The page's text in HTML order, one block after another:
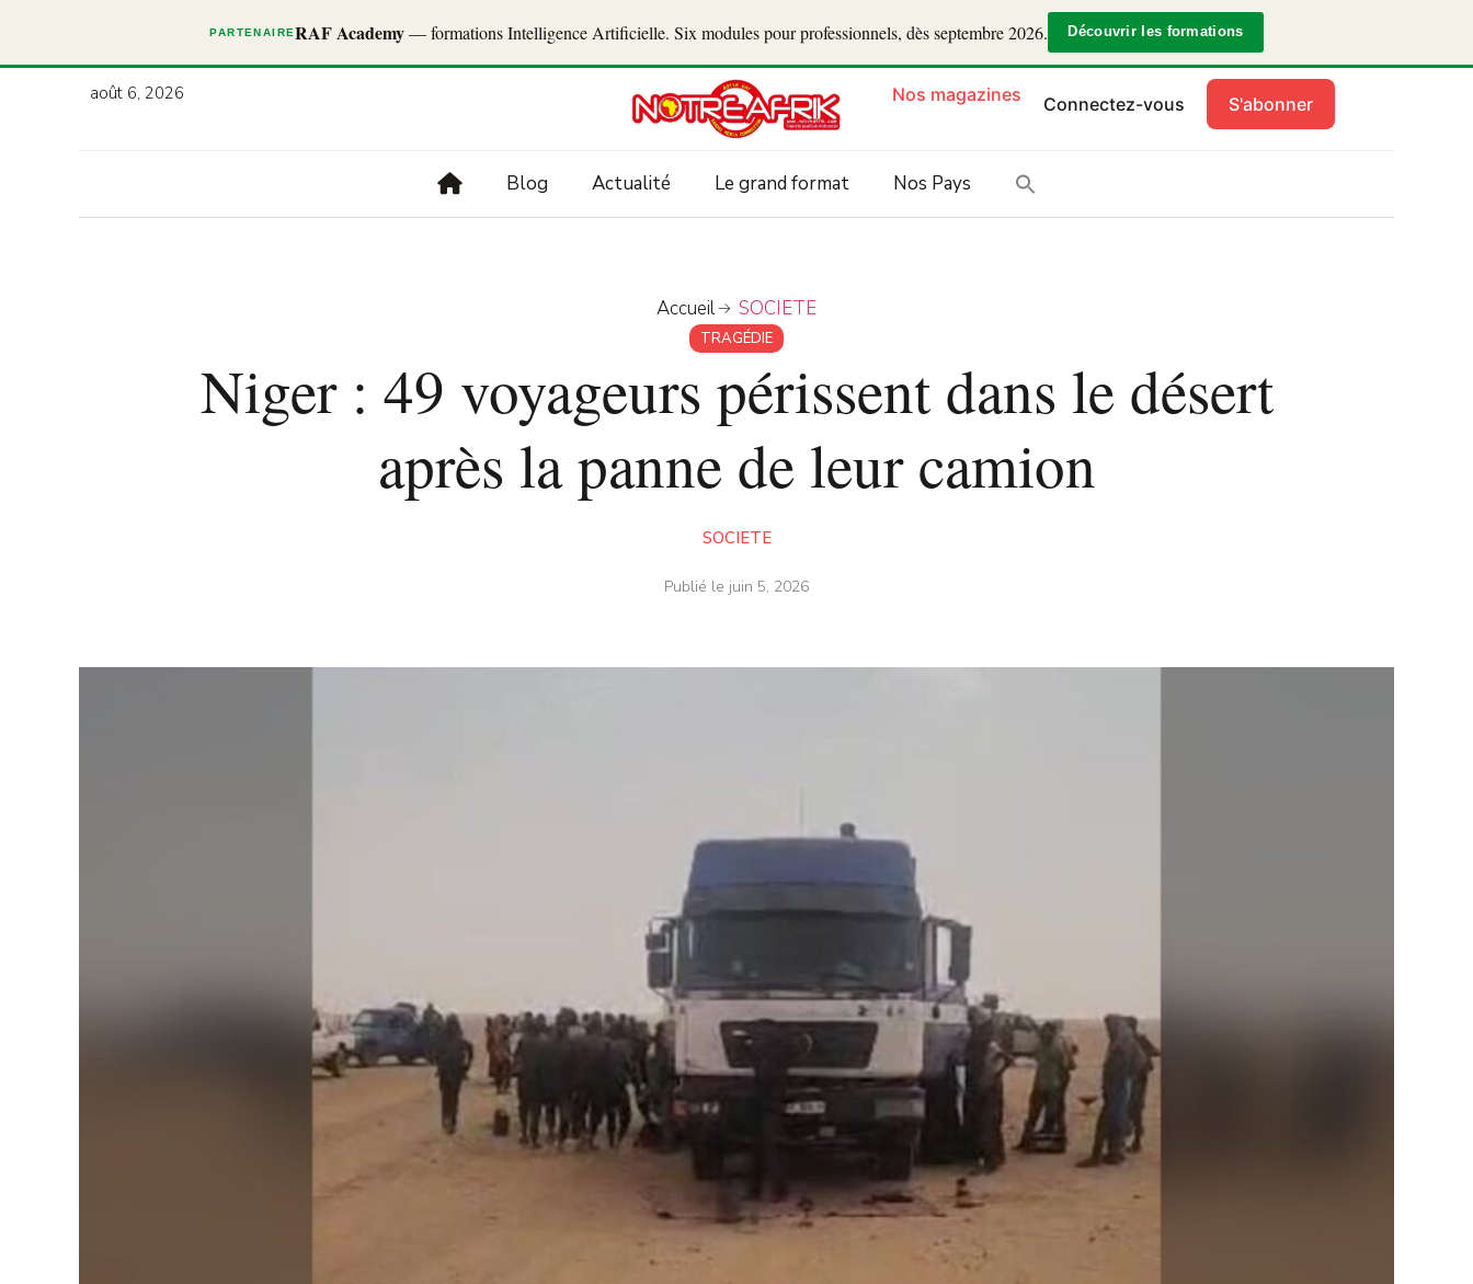
PARTENAIRERAF Academy— formations Intelligence Artificielle. Six modules pour professionnels, dès septembre 2026. Découvrir les formations
août 6, 2026 Nos magazines Connectez-vous S'abonner
Blog Actualité Le grand format Nos Pays
Accueil SOCIETE
TRAGÉDIE
Niger : 49 voyageurs périssent dans le désert
après la panne de leur camion
SOCIETE
Publié le juin 5, 2026